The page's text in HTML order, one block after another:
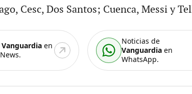
Cesc, Dos Santos; Cuenca, Messi y
Vanguardiaen
Noticias de
Vanguardia en
WhatsApp.